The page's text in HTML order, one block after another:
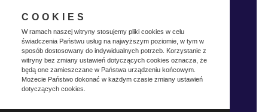
COOKIES
W ramach naszej witryny stosujemy pliki cookies w celu
świadczenia Państwu usług na najwyższym poziomie, w tym w
sposób dostosowany do indywidualnych potrzeb. Korzystanie z
witryny bez zmiany ustawień dotyczących cookies oznacza, że
będą one zamieszczane w Państwa urządzeniu końcowym.
Możecie Państwo dokonać w każdym czasie zmiany ustawień
dotyczących cookies.
Polityka prywatnosci